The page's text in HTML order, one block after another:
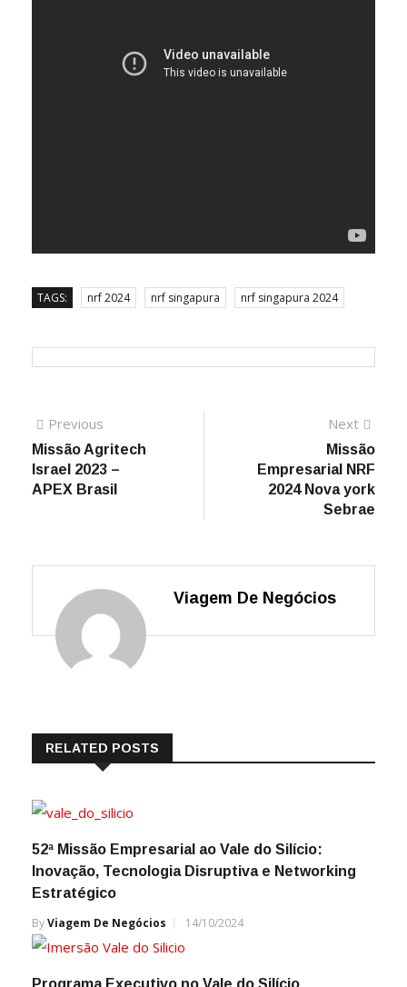
TAGS: nrf 2024 nrf singapura nrf singapura 2024
Previous
Missão Agritech
Israel 2023 –
APEX Brasil
Next
Missão
Empresarial NRF
2024 Nova york
Sebrae
Viagem De Negócios
RELATED POSTS
52ª Missão Empresarial ao Vale do Silício:
Inovação, Tecnologia Disruptiva e Networking
Estratégico
ByViagem De Negócios 14/10/2024
Programa Executivo no Vale do Silício